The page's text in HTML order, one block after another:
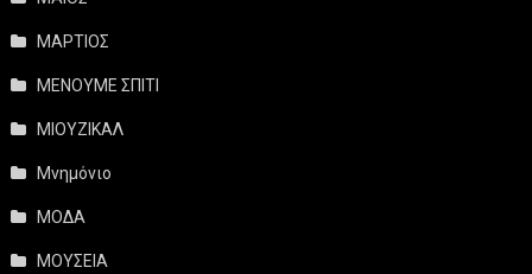
ΜΑΡΤΙΟΣ
ΜΕΝΟΥΜΕ ΣΠΙΤΙ
ΜΙΟΥΖΙΚΑΛ
Μνημόνιο
ΜΟΔΑ
ΜΟΥΣΕΙΑ